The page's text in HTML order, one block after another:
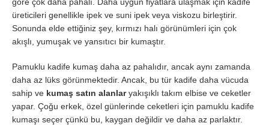
göre çok daha pahalı. Daha uygun fiyatlara ulaşmak için kadife
üreticileri genellikle ipek ve suni ipek veya viskozu birleştirir.
Sonunda elde ettiğiniz şey, kırmızı halı görünümleri için çok
akışlı, yumuşak ve yansıtıcı bir kumaştır.
Pamuklu kadife kumaş daha az pahalıdır, ancak aynı zamanda
daha az lüks görünmektedir. Ancak, bu tür kadife daha vücuda
sahip ve kumaş satın alanlaryakışıklı takım elbise ve ceketler
yapar. Çoğu erkek, özel günlerinde ceketleri için pamuklu kadife
kumaşı seçer çünkü bu, kaygan değildir ve daha az parlaktır.